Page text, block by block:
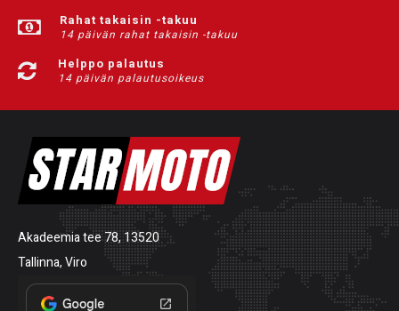
Rahat takaisin -takuu
14 päivän rahat takaisin -takuu
Helppo palautus
14 päivän palautusoikeus
Akadeemia tee 78, 13520
Tallinna, Viro